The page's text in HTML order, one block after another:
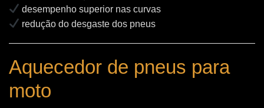
desempenho superior nas curvas
redução do desgaste dos pneus
Aquecedor de pneus para
moto